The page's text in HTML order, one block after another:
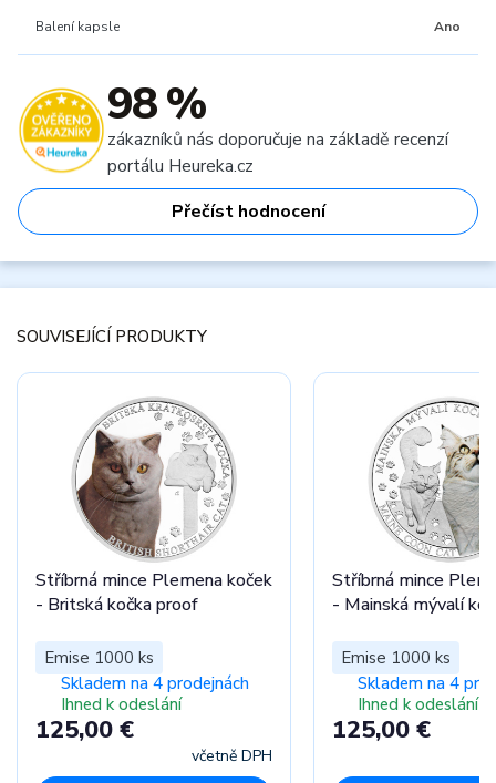
Balení kapsle Ano
98 %
zákazníků nás doporučuje na základě recenzí
portálu Heureka.cz
Přečíst hodnocení
SOUVISEJÍCÍ PRODUKTY
Stříbrná mince Plemena koček
- Britská kočka proof
Emise 1000 ks
Skladem na 4 prodejnách
Ihned k odeslání
125,00 €
včetně DPH
Stříbrná mince
- Mainská mývalí
Emise 1000 ks
Skladem na 4
Ihned k odeslání
125,00 €